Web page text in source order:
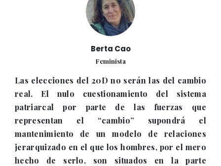
Berta Cao
Feminista
Las elecciones del 20D no serán las del cambio
real. El nulo cuestionamiento del sistema
patriarcal por parte de las fuerzas que
representan el “cambio” supondrá el
mantenimiento de un modelo de relaciones
jerarquizado en el que los hombres, por el mero
hecho de serlo, son situados en la parte